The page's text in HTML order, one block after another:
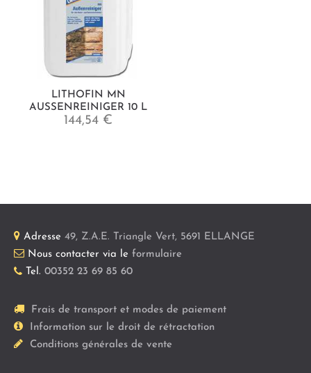
LITHOFIN MN
AUSSENREINIGER 10 L
144,54 €
Adresse 49, Z.A.E. Triangle Vert, 5691 ELLANGE
Nous contacter via le formulaire
Tel. 00352 23 69 85 60
Frais de transport et modes de paiement
Information sur le droit de rétractation
Conditions générales de vente